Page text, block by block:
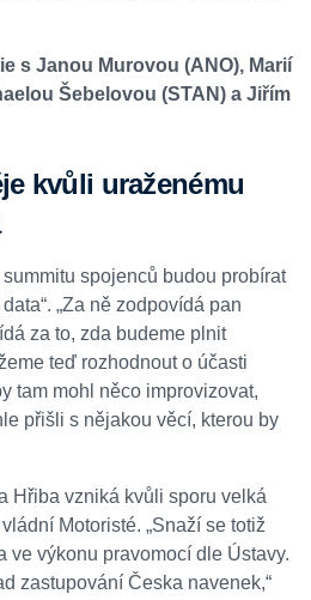
s Janou Murovou (ANO), Marií
Šebelovou (STAN) a Jiřím
kvůli uraženému
spojenců budou probírat
„Za ně zodpovídá pan
za to, zda budeme plnit
teď rozhodnout o účasti
tam mohl něco improvizovat,
přišli s nějakou věcí, kterou by
Hřiba vzniká kvůli sporu velká
Motoristé. „Snaží se totiž
ve výkonu pravomocí dle Ústavy.
zastupování Česka navenek,“